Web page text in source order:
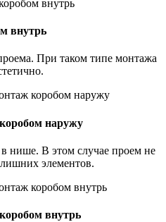
внутрь
При таком типе монтажа
наружу
в нише. В этом случае проем не
элементов.
внутрь